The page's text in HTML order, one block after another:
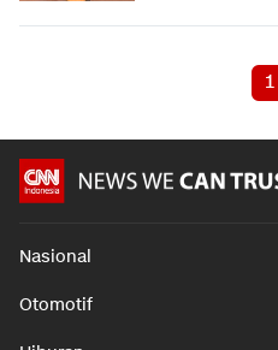
1
Nasional
Otomotif